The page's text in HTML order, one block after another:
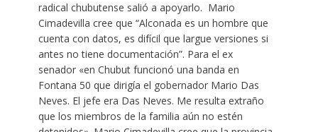
radical chubutense salió a apoyarlo. Mario
Cimadevilla cree que “Alconada es un hombre que
cuenta con datos, es difícil que largue versiones si
antes no tiene documentación”. Para el ex
senador «en Chubut funcionó una banda en
Fontana 50 que dirigía el gobernador Mario Das
Neves. El jefe era Das Neves. Me resulta extraño
que los miembros de la familia aún no estén